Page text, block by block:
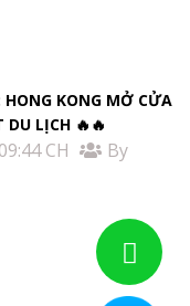
HONG KONG MỞ CỬA
DU LỊCH 🔥🔥
CH
By